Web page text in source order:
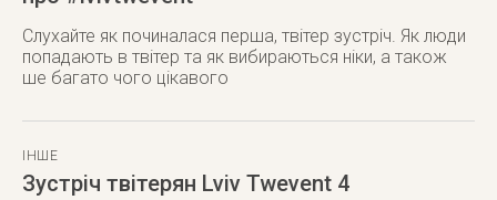
Слухайте як починалася перша, твітер зустріч. Як люди
попадають в твітер та як вибираються ніки, а також
ше багато чого цікавого
ІНШЕ
Зустріч твітерян Lviv Twevent 4